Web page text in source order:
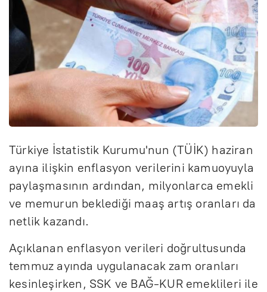
Türkiye İstatistik Kurumu'nun (TÜİK) haziran
ayına ilişkin enflasyon verilerini kamuoyuyla
paylaşmasının ardından, milyonlarca emekli
ve memurun beklediği maaş artış oranları da
netlik kazandı.
Açıklanan enflasyon verileri doğrultusunda
temmuz ayında uygulanacak zam oranları
kesinleşirken, SSK ve BAĞ-KUR emeklileri ile